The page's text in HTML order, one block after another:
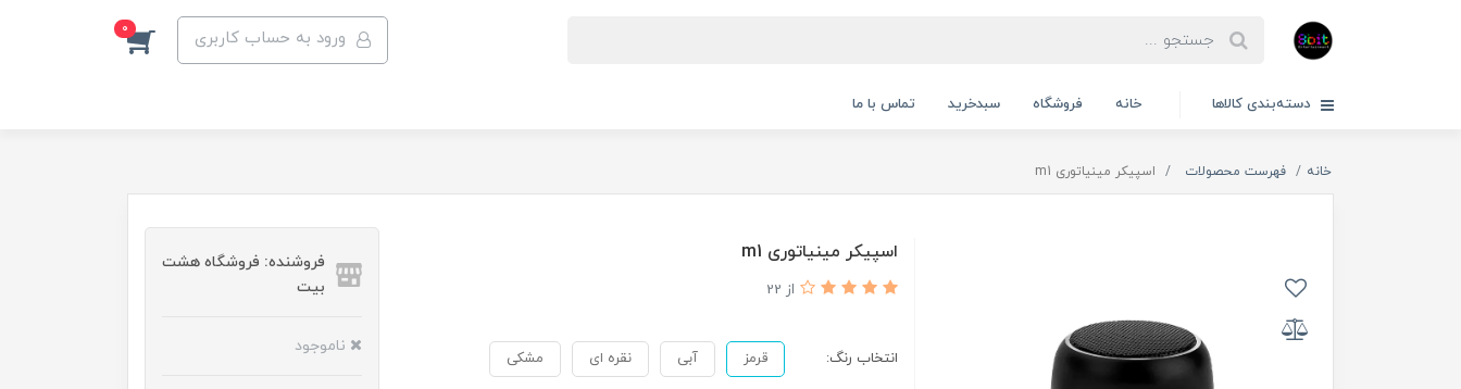
ورود به حساب کاربری 0
دسته‌بندی کالاها خانه فروشگاه سبدخرید تماس با ما
خانه فهرست محصولات اسپیکر مینیاتوری m1
اسپیکر مینیاتوری m1
از 22
انتخاب رنگ: قرمز آبی نقره ای مشکی
فروشنده: فروشگاه هشت
بیت
ناموجود